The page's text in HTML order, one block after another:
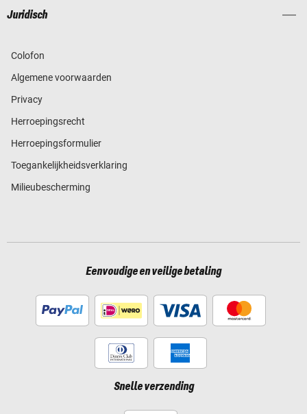
Juridisch
Colofon
Algemene voorwaarden
Privacy
Herroepingsrecht
Herroepingsformulier
Toegankelijkheidsverklaring
Milieubescherming
Eenvoudige en veilige betaling
Snelle verzending